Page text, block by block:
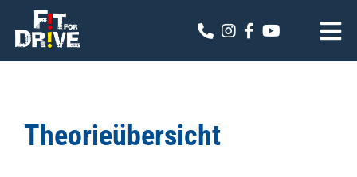
Inhalt
Theoriekalender
Theorieübersicht